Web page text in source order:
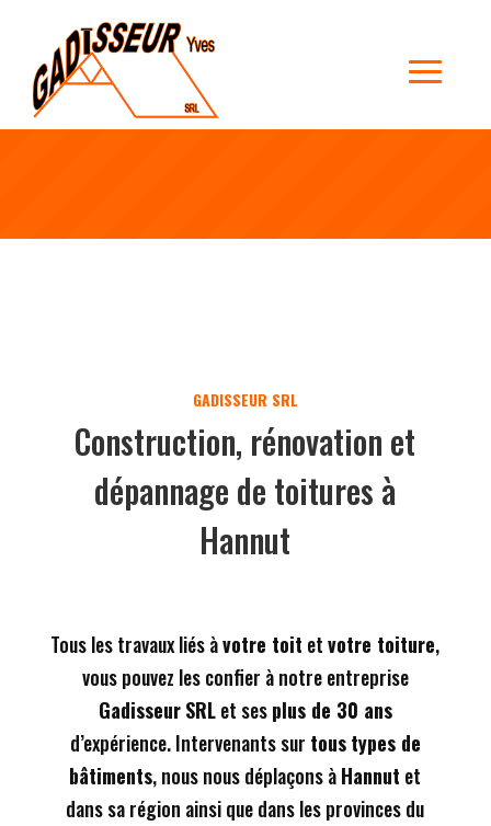
Construction, rénovation et
dépannage de toitures à
Hannut
Tous les travaux liés àvotre toit etvotre toiture,
vous pouvez les confier à notre entreprise
GadisseurSRLet sesplus de 30 ans
d’expérience. Intervenants sur toustypes de
bâtiments, nous nous déplaçons àHannut et
dans sa région ainsi que dans les provinces du